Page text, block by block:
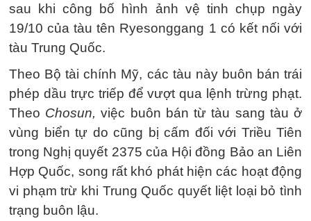
sau khi công bố hình ảnh vệ tinh chụp ngày
19/10 của tàu tên Ryesonggang 1 có kết nối với
tàu Trung Quốc.
Theo Bộ tài chính Mỹ, các tàu này buôn bán trái
phép dầu trực triếp để vượt qua lệnh trừng phạt.
Theo Chosun,việc buôn bán từ tàu sang tàu ở
vùng biển tự do cũng bị cấm đối với Triều Tiên
trong Nghị quyết 2375 của Hội đồng Bảo an Liên
Hợp Quốc, song rất khó phát hiện các hoạt động
vi phạm trừ khi Trung Quốc quyết liệt loại bỏ tình
trạng buôn lậu.